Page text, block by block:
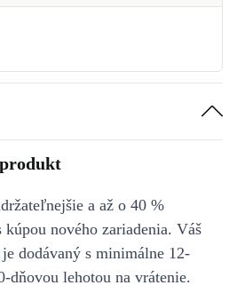
a až o 40 %
nového zariadenia. Váš
dodávaný s minimálne 12-
dňovou lehotou na vrátenie.